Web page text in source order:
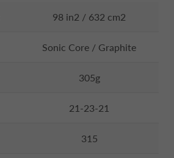
98 in2 / 632 cm2
Sonic Core / Graphite
305g
21-23-21
315